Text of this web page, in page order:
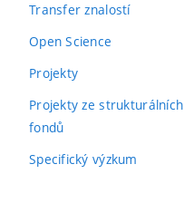
Transfer znalostí
Open Science
Projekty
Projekty ze strukturálních
fondů
Specifický výzkum